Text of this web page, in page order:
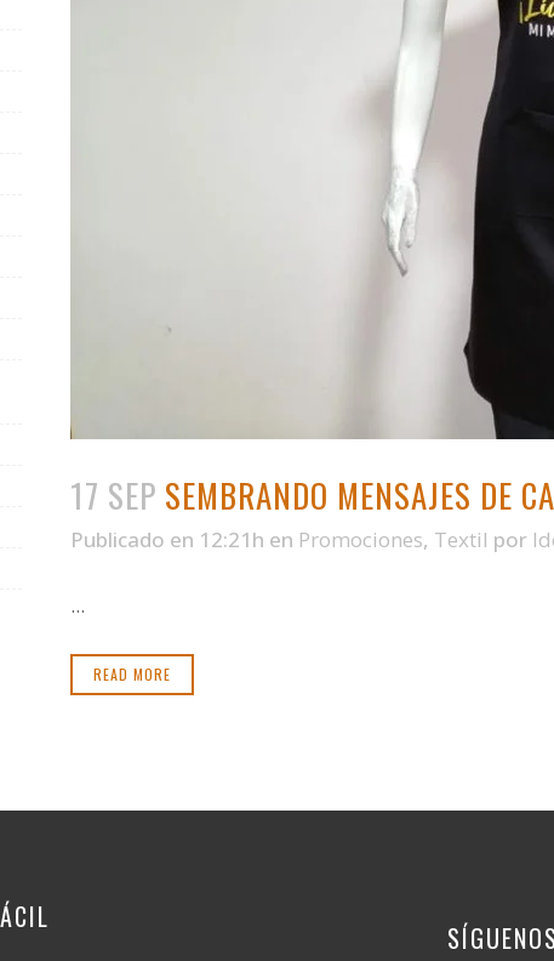
17 SEP SEMBRANDO MENSAJES DE
Publicado en 12:21h en Promociones, Textil por
...
READ MORE